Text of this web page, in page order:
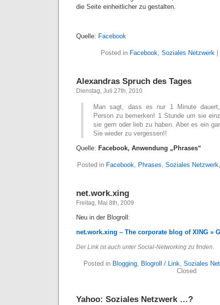
die Seite einheitlicher zu gestalten.
Quelle: Facebook
Posted in Facebook, Soziales Netzwerk
Alexandras Spruch des Tages
Dienstag, Juli 27th, 2010
Man sagt, dass es nur 1 Minute
Person zu bemerken! 1 Stunde um sie
sie gern oder lieb zu haben. Aber es ein
Sie wieder zu vergessen!!
Quelle: Facebook, Anwendung „Phrases“
Posted in Facebook, Phrases, Soziales Netzwerk
net.work.xing
Freitag, Mai 8th, 2009
Neu in der Blogroll:
net.work.xing – The corporate blog of XING »
Der Link ist auch unter Social-Networking zu finden.
Posted in Blogging, Blogroll / Link, Soziales
Closed
Yahoo: Soziales Netzwerk …?